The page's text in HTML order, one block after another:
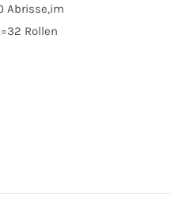
Abrisse,im
Rollen